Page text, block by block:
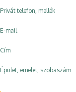
Privát telefon, mellék
E-mail
Cím
Épület, emelet, szobaszám